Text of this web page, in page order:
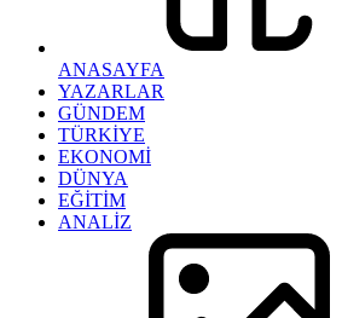
ANASAYFA
YAZARLAR
GÜNDEM
TÜRKİYE
EKONOMİ
DÜNYA
EĞİTİM
ANALİZ